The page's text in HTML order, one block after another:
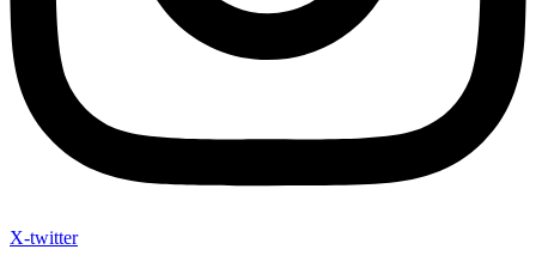
X-twitter